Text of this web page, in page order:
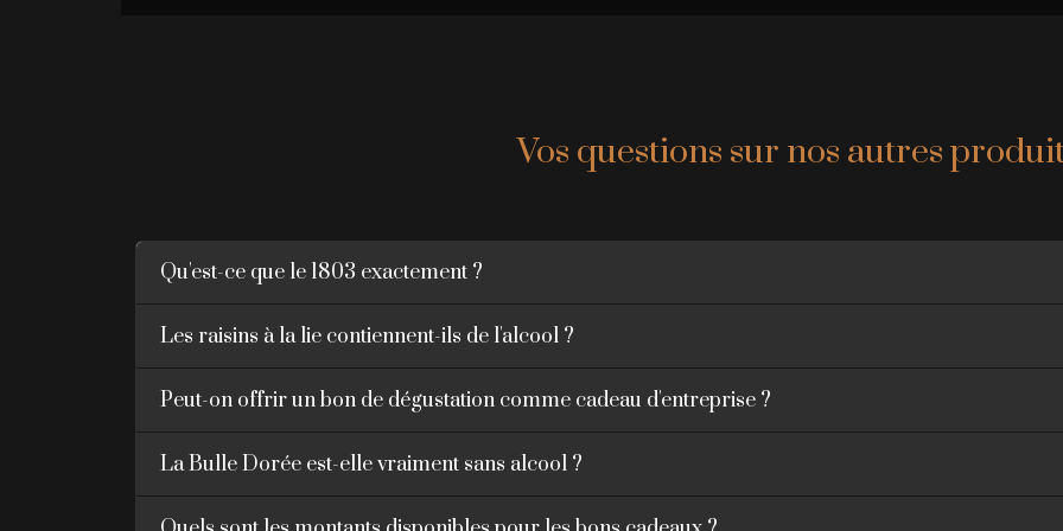
Vos questions sur nos autres
Qu'est-ce que le 1803 exactement ?
Les raisins à la lie contiennent-ils de l'alcool ?
Peut-on offrir un bon de dégustation comme cadeau d'entreprise ?
La Bulle Dorée est-elle vraiment sans alcool ?